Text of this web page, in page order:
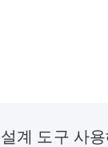
계 도구 사